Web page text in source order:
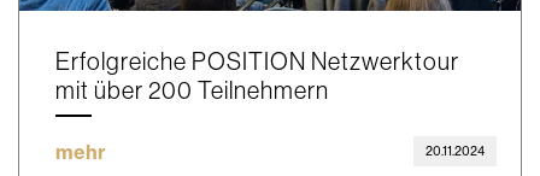
Erfolgreiche POSITION Netzwerktour
mit über 200 Teilnehmern
mehr 20.11.2024